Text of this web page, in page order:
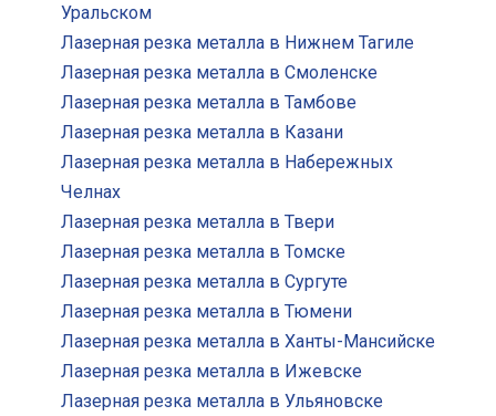
Уральском
Лазерная резка металла в Нижнем Тагиле
Лазерная резка металла в Смоленске
Лазерная резка металла в Тамбове
Лазерная резка металла в Казани
Лазерная резка металла в Набережных
Челнах
Лазерная резка металла в Твери
Лазерная резка металла в Томске
Лазерная резка металла в Сургуте
Лазерная резка металла в Тюмени
Лазерная резка металла в Ханты-Мансийске
Лазерная резка металла в Ижевске
Лазерная резка металла в Ульяновске